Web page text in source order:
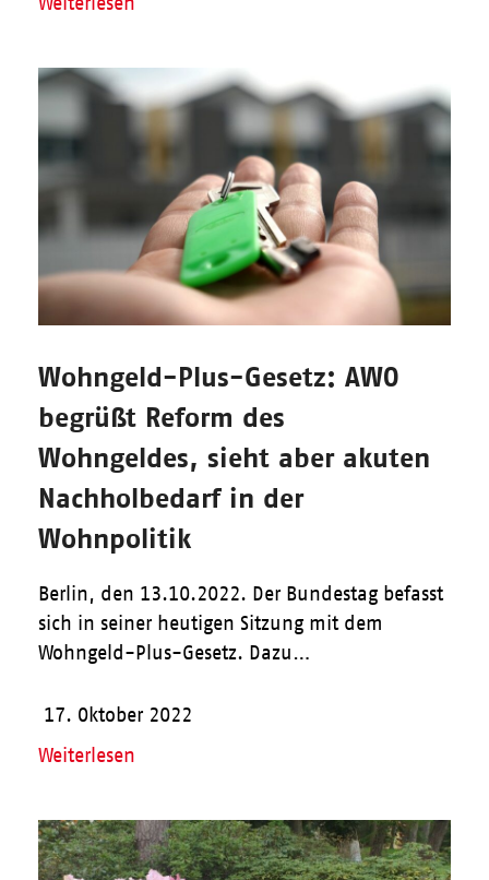
Wohngeld-Plus-Gesetz: AWO
begrüßt Reform des
Wohngeldes, sieht aber akuten
Nachholbedarf in der
Wohnpolitik
Berlin, den 13.10.2022. Der Bundestag befasst
sich in seiner heutigen Sitzung mit dem
Wohngeld-Plus-Gesetz. Dazu…
17. Oktober 2022
Weiterlesen